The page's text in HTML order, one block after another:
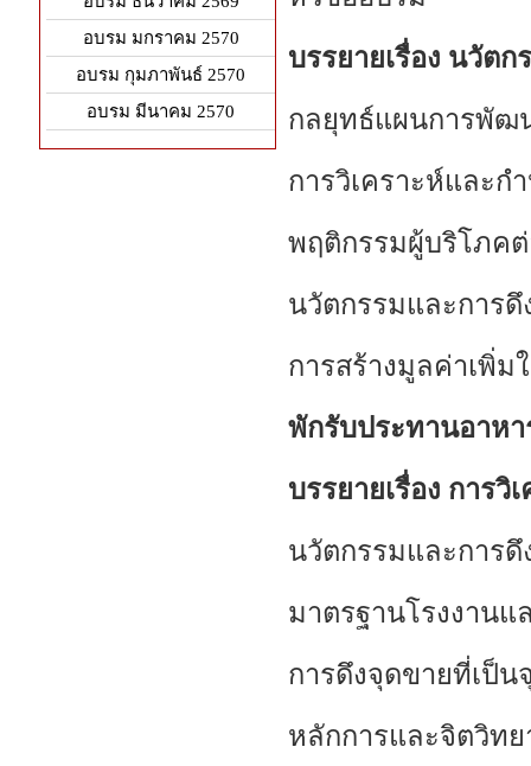
อบรม มกราคม 2570
อบรม กุมภาพันธ์ 2570
อบรม มีนาคม 2570
บรรยายเรื่อง นวั
กลยุทธ์แผนการพั
การวิเคราะห์และก
พฤติกรรมผู้บริโภค
นวัตกรรมและการ
การสร้างมูลค่าเพิ่
พักรับประทานอาหา
บรรยายเรื่อง การวิ
นวัตกรรมและการ
มาตรฐานโรงงาน
การดึงจุดขายที่เป็
หลักการและจิตวิท